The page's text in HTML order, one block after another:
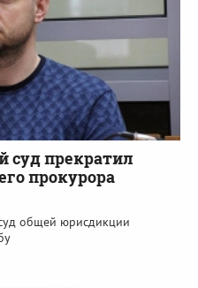
суд прекратил
прокурора
общей юрисдикции